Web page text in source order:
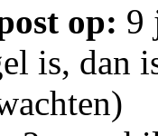
op: 9
is, dan